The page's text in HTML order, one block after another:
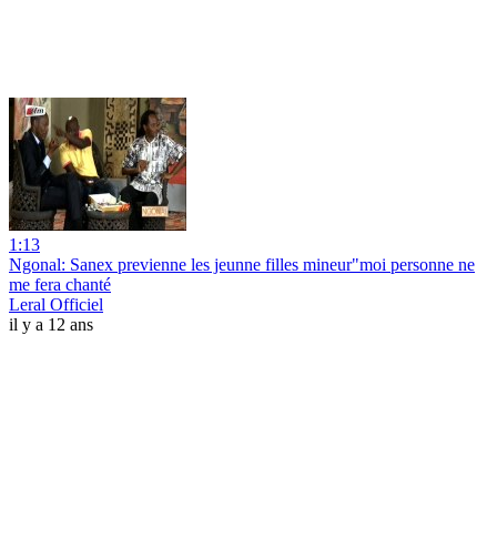
1:13
Ngonal: Sanex previenne les jeunne filles mineur"moi personne ne
me fera chanté
Leral Officiel
il y a 12 ans